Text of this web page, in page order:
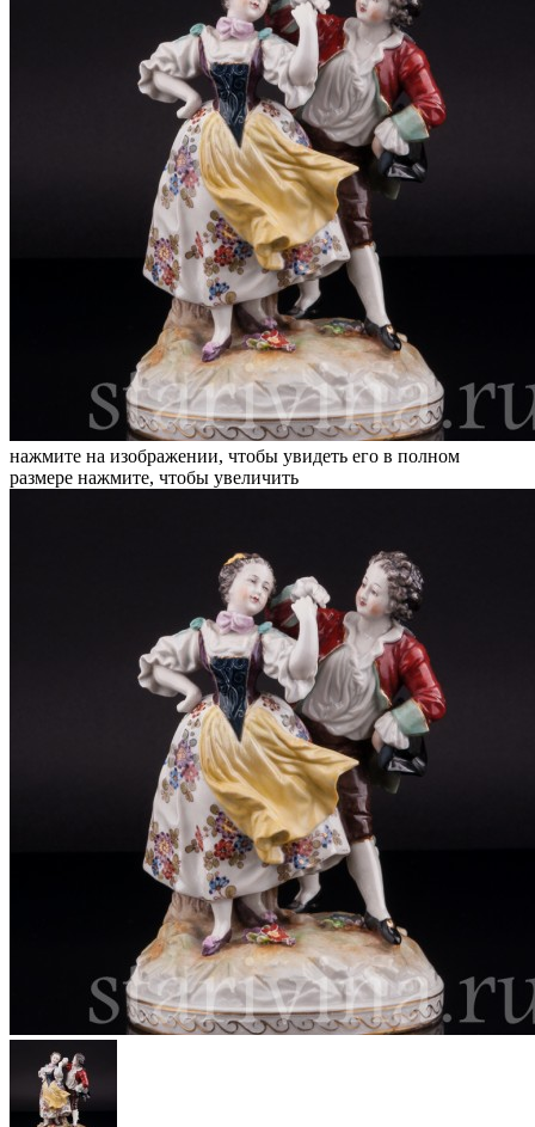
нажмите на изображении, чтобы увидеть его в полном
размере нажмите, чтобы увеличить